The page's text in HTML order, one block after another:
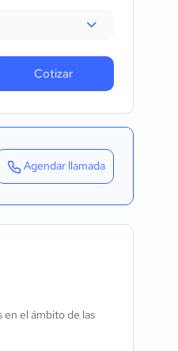
Cotizar
Agendar llamada
en el ámbito de las